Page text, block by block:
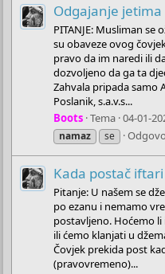
Odgajanje jetima
PITANJE: Musliman se
su obaveze ovog
pravo da im naredi ili
dozvoljeno da ga ta
Zahvala pripada samo
Poslanik, s.a.v.s...
Boots Tema 04-01-
namaz
se
Kada postač iftari
Pitanje: U našem se
po ezanu i nemamo
postavljeno. Hoćemo
ili ćemo klanjati u
Čovjek prekida post
(pravovremeno)...